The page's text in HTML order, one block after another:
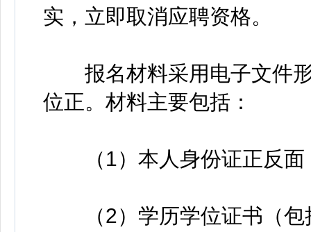
实，立即取消应聘资格。
报名材料采用电子文件形
位正。材料主要包括：
（1）本人身份证正反面
（2）学历学位证书（包